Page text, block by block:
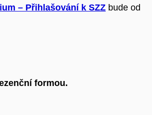
– Přihlašování k SZZ bude od
formou.